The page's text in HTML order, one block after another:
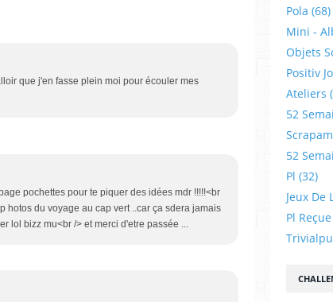
que j'en fasse plein moi pour écouler mes
pochettes pour te piquer des idées mdr !!!!!<br
hotos du voyage au cap vert ..car ça sdera jamais
lol bizz mu<br /> et merci d'etre passée ...
Pola (68)
Mini -
Objets
Positiv
Ateliers
52
52
Pl (32)
Jeux De
Pl Reçue